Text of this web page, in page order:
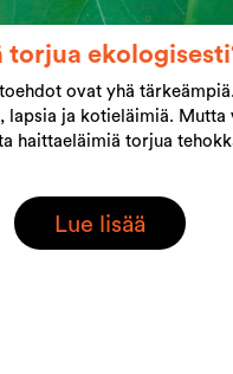
ovat yhä
lapsia ja kotieläimiä. Mutta
haittaeläimiä torjua
Lue lisää